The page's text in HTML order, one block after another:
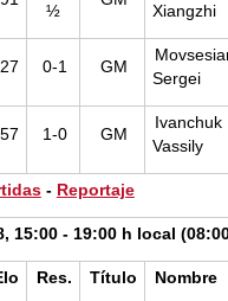
½
Xiangzhi
0-1 GM
Sergei
1-0 GM
Ivanchuk
Vassily
- Reportaje
15:00 - 19:00 h local
Res. Título Nombre